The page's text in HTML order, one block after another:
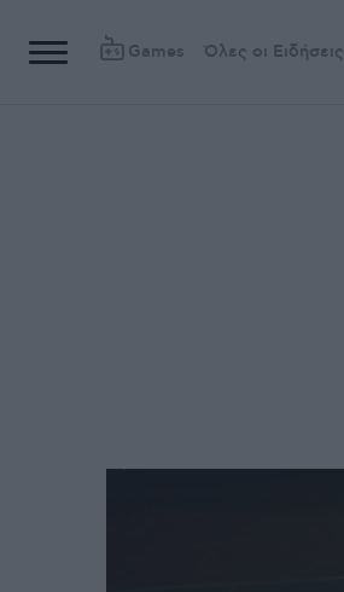
Games Όλες οι Ειδήσεις